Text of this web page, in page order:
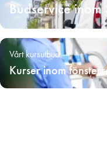
Budservice
Vårt kursutbud
Kurser inom